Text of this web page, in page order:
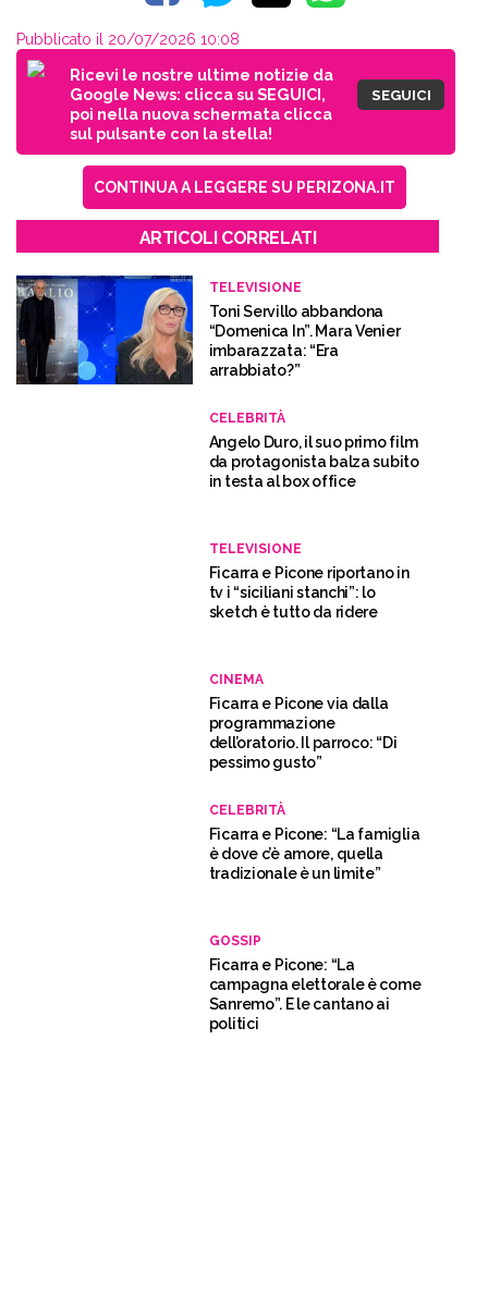
Pubblicato il 20/07/2026 10:08
Ricevi le nostre ultime notizie da
Google News: clicca su SEGUICI,
poi nella nuova schermata clicca
sul pulsante con la stella!
SEGUICI
CONTINUA A LEGGERE SU PERIZONA.IT
ARTICOLI CORRELATI
TELEVISIONE
Toni Servillo abbandona
“Domenica In”. Mara Venier
imbarazzata: “Era
arrabbiato?”
CELEBRITÀ
Angelo Duro, il suo primo film
da protagonista balza subito
in testa al box office
TELEVISIONE
Ficarra e Picone riportano in
tv i “siciliani stanchi”: lo
sketch è tutto da ridere
CINEMA
Ficarra e Picone via dalla
programmazione
dell’oratorio. Il parroco: “Di
pessimo gusto”
CELEBRITÀ
Ficarra e Picone: “La famiglia
è dove c’è amore, quella
tradizionale è un limite”
GOSSIP
Ficarra e Picone: “La
campagna elettorale è come
Sanremo”. E le cantano ai
politici